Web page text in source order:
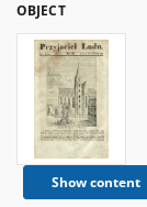
OBJECT
Show content